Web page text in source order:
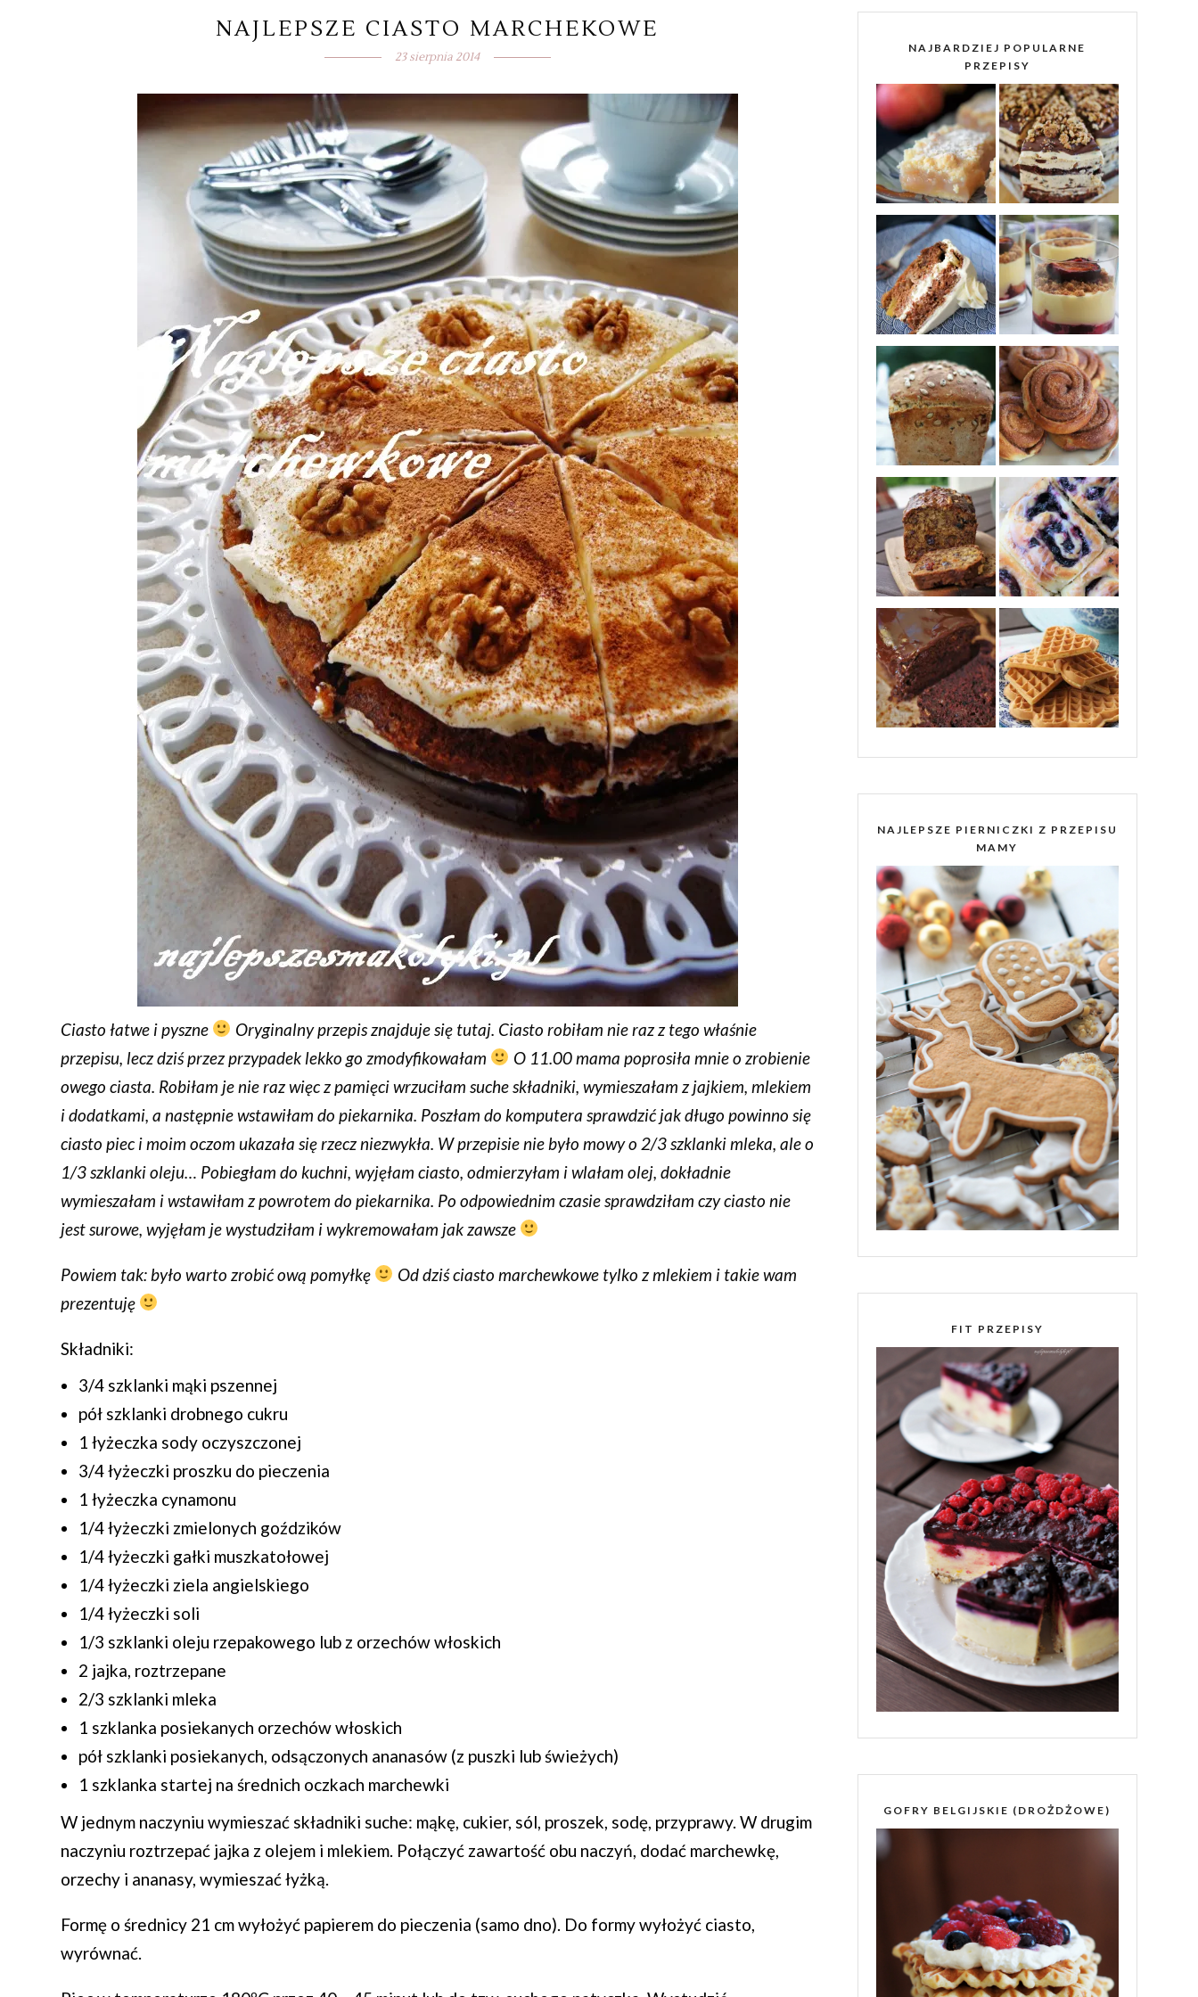
NAJLEPSZE CIASTO MARCHEKOWE
23 sierpnia 2014
Ciasto łatwe i pyszne Oryginalny przepis znajduje się tutaj. Ciasto robiłam nie raz z tego właśnie
przepisu, lecz dziś przez przypadek lekko go zmodyfikowałam
O 11.00 mama poprosiła mnie o zrobienie
owego ciasta. Robiłam je nie raz więc z pamięci wrzuciłam suche składniki, wymieszałam z jajkiem, mlekiem
i dodatkami, a następnie wstawiłam do piekarnika. Poszłam do komputera sprawdzić jak długo powinno się
ciasto piec i moim oczom ukazała się rzecz niezwykła. W przepisie nie było mowy o 2/3 szklanki mleka, ale o
1/3 szklanki oleju… Pobiegłam do kuchni, wyjęłam ciasto, odmierzyłam i wlałam olej, dokładnie
wymieszałam i wstawiłam z powrotem do piekarnika. Po odpowiednim czasie sprawdziłam czy ciasto nie
jest surowe, wyjęłam je wystudziłam i wykremowałam jak zawsze
Powiem tak: było warto zrobić ową pomyłkę
Od dziś ciasto marchewkowe tylko z mlekiem i takie wam
prezentuję
Składniki:
3/4 szklanki mąki pszennej
pół szklanki drobnego cukru
1 łyżeczka sody oczyszczonej
3/4 łyżeczki proszku do pieczenia
1 łyżeczka cynamonu
1/4 łyżeczki zmielonych goździków
1/4 łyżeczki gałki muszkatołowej
1/4 łyżeczki ziela angielskiego
1/4 łyżeczki soli
1/3 szklanki oleju rzepakowego lub z orzechów włoskich
2 jajka, roztrzepane
2/3 szklanki mleka
1 szklanka posiekanych orzechów włoskich
pół szklanki posiekanych, odsączonych ananasów (z puszki lub świeżych)
1 szklanka startej na średnich oczkach marchewki
W jednym naczyniu wymieszać składniki suche: mąkę, cukier, sól, proszek, sodę, przyprawy. W drugim
naczyniu roztrzepać jajka z olejem i mlekiem. Połączyć zawartość obu naczyń, dodać marchewkę,
orzechy i ananasy, wymieszać łyżką.
Formę o średnicy 21 cm wyłożyć papierem do pieczenia (samo dno). Do formy wyłożyć ciasto,
wyrównać.
NAJBARDZIEJ POPULARNE
PRZEPISY
NAJLEPSZE PIERNICZKI Z PRZEPISU
MAMY
FIT PRZEPISY
GOFRY BELGIJSKIE (DROŻDŻOWE)